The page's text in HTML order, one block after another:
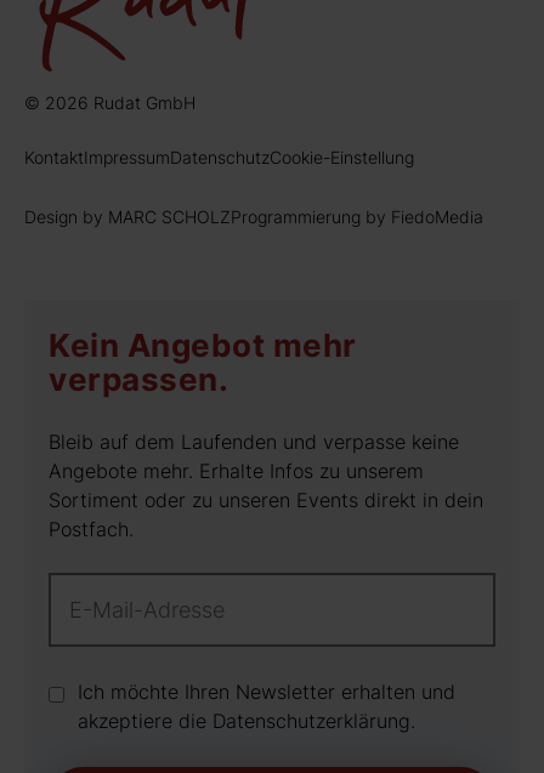
© 2026 Rudat GmbH
KontaktImpressumDatenschutzCookie-Einstellung
Design by MARC SCHOLZProgrammierung by FiedoMedia
Kein Angebot mehr
verpassen.
Bleib auf dem Laufenden und verpasse keine
Angebote mehr. Erhalte Infos zu unserem
Sortiment oder zu unseren Events direkt in dein
Postfach.
Ich möchte Ihren Newsletter erhalten und
akzeptiere die Datenschutz­erklärung.